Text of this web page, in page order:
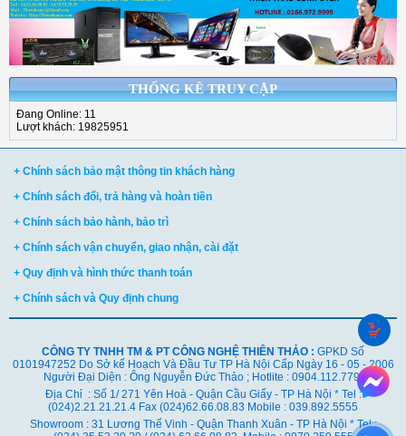
THỐNG KÊ TRUY CẬP
Đang Online: 11
Lượt khách: 19825951
+ Chính sách bảo mật thông tin khách hàng
+ Chính sách đổi, trả hàng và hoàn tiền
+ Chính sách bảo hành, bảo trì
+ Chính sách vận chuyển, giao nhận, cài đặt
+ Quy định và hình thức thanh toán
+ Chính sách và Quy định chung
CÔNG TY TNHH TM & PT CÔNG NGHỆ THIÊN THẢO : GPKD Số
0101947252 Do Sở kế Hoạch Và Đầu Tư TP Hà Nội Cấp Ngày 16 - 05 - 2006
Người Đại Diện : Ông Nguyễn Đức Thảo ; Hotlite : 0904.112.779
Địa Chỉ : Số 1/ 271 Yên Hoà - Quận Cầu Giấy - TP Hà Nội * Tel :
(024)2.21.21.21.4 Fax (024)62.66.08.83 Mobile : 039.892.5555
Showroom : 31 Lương Thế Vinh - Quận Thanh Xuân - TP Hà Nội * Tel :